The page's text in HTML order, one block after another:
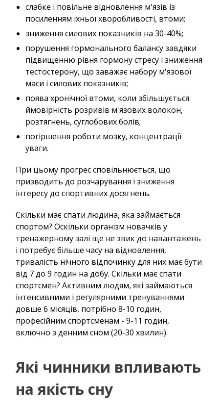
слабке і повільне відновлення м'язів із
посиленням їхньої хворобливості, втоми;
зниження силових показників на 30-40%;
порушення гормонального балансу завдяки
підвищенню рівня гормону стресу і зниження
тестостерону, що заважає набору м'язової
маси і силових показників;
поява хронічної втоми, коли збільшується
ймовірність розривів м'язових волокон,
розтягнень, суглобових болів;
погіршення роботи мозку, концентрації
уваги.
При цьому прогрес сповільнюється, що
призводить до розчарування і зниження
інтересу до спортивних досягнень.
Скільки має спати людина, яка займається
спортом? Оскільки організм новачків у
тренажерному залі ще не звик до навантажень
і потребує більше часу на відновлення,
тривалість нічного відпочинку для них має бути
від 7 до 9 годин на добу. Скільки має спати
спортсмен? Активним людям, які займаються
інтенсивними і регулярними тренуваннями
довше 6 місяців, потрібно 8-10 годин,
професійним спортсменам - 9-11 годин,
включно з денним сном (20-30 хвилин).
Які чинники впливають
на якість сну